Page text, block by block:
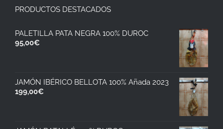
PRODUCTOS DESTACADOS
PALETILLA PATA NEGRA 100% DUROC
95,00€
JAMÓN IBÉRICO BELLOTA 100% Añada 2023
199,00€